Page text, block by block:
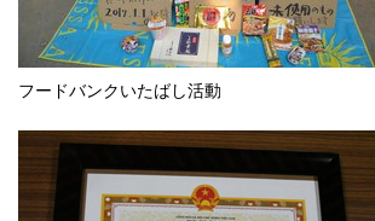
フードバンクいたばし活動